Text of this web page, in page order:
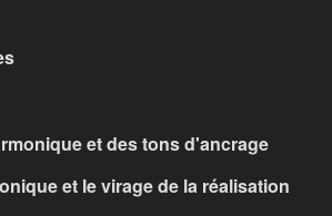
et des tons d'ancrage
et le virage de la réalisation